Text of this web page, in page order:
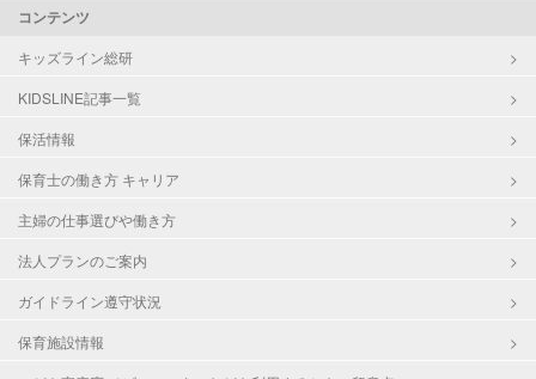
コンテンツ
キッズライン総研
KIDSLINE記事一覧
保活情報
保育士の働き方 キャリア
主婦の仕事選びや働き方
法人プランのご案内
ガイドライン遵守状況
保育施設情報